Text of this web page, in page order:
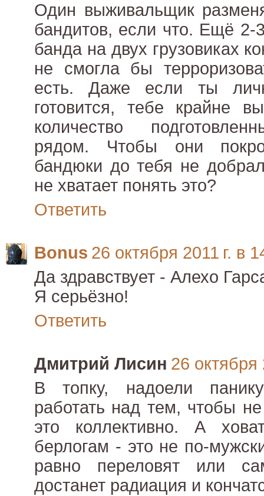
Один выживальщик
бандитов, если что. Ещё
банда на двух грузовиках
не смогла бы
есть. Даже если ты
готовится, тебе крайне
количество
рядом. Чтобы они
бандюки до тебя не
не хватает понять это?
Ответить
Bonus 26 октября 2011 г. в
Да здравствует - Алехо
Я серьёзно!
Ответить
Дмитрий Лисин 26 октября
В топку, надоели
работать над тем, чтобы
это коллективно. А
берлогам - это не по-
равно переловят или
достанет радиация и